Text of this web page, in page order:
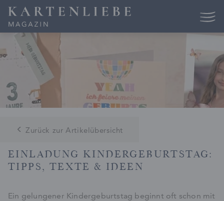
Skip
content
Zurück zur Artikelübersicht
EINLADUNG KINDERGEBURTSTAG:
TIPPS, TEXTE & IDEEN
Ein gelungener Kindergeburtstag beginnt oft schon mit